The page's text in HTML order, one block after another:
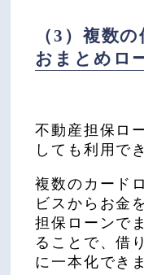
（3）複数
おまとめロ
不動産担保ロ
しても利用で
複数のカード
ビスからお金
担保ローンで
ることで、借
に一本化でき